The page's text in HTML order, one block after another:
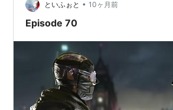
といふぉと • 10ヶ月前
Episode 70